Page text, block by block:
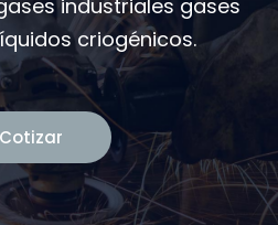
industriales gases
criogénicos.
Cotizar